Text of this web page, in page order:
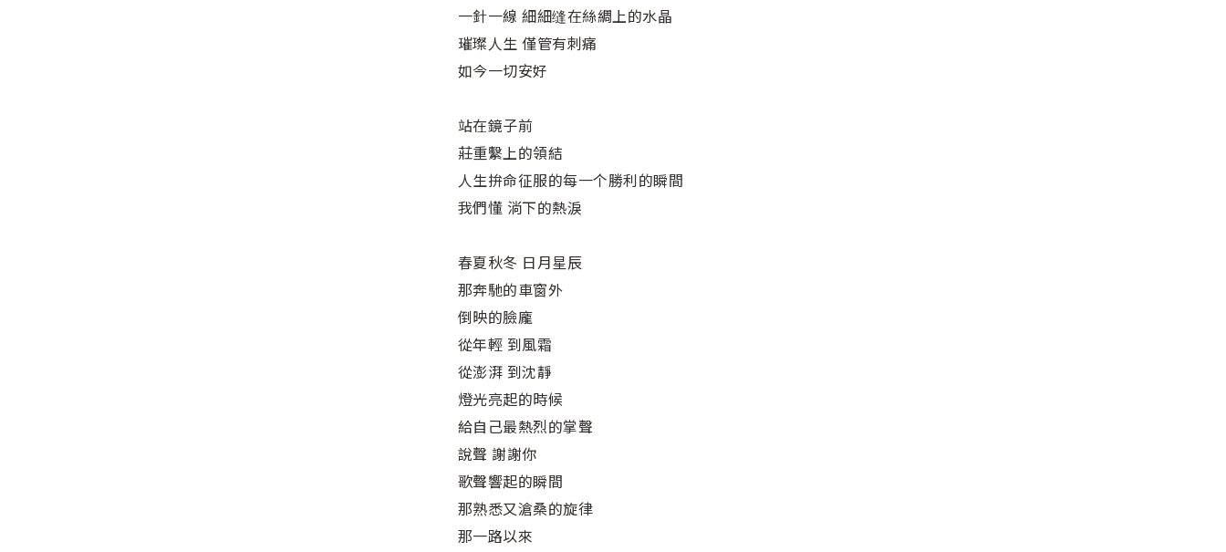
一針一線 細細缝在絲綢上的水晶
璀璨人生 僅管有刺痛
如今一切安好
站在鏡子前
莊重繫上的領結
人生拚命征服的每一个勝利的瞬間
我們懂 淌下的熱淚
春夏秋冬 日月星辰
那奔馳的車窗外
倒映的臉龐
從年輕 到風霜
從澎湃 到沈靜
燈光亮起的時候
給自己最熱烈的掌聲
說聲 謝謝你
歌聲響起的瞬間
那熟悉又滄桑的旋律
那一路以來